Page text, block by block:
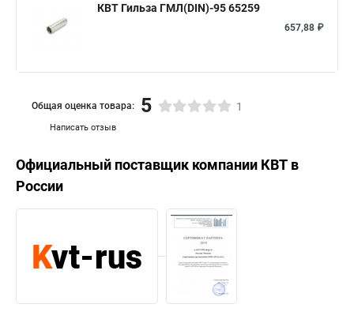
КВТ Гильза ГМЛ(DIN)-95 65259
657,88 ₽
Написать отзыв
Общая оценка товара: 5 1
Официальный поставщик компании КВТ в
России